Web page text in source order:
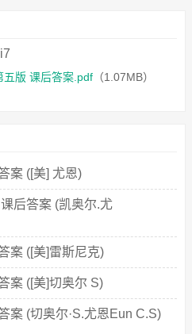
五版 课后答案.pdf （1.07MB）
案 ([美] 尤恩)
后答案 (凯奥尔.尤
案 ([美]雷斯尼克)
案 ([美]切奥尔 S)
案 (切奥尔·S.尤恩Eun C.S)